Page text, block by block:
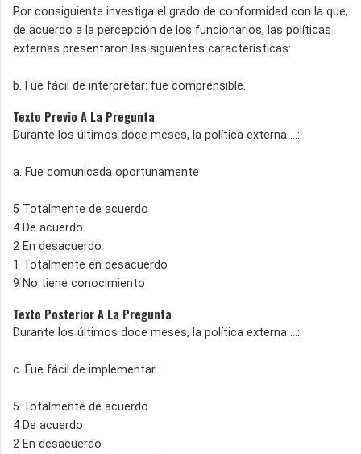
Por consiguiente investiga el grado de conformidad con la que,
de acuerdo a la percepción de los funcionarios, las políticas
externas presentaron las siguientes características:
b. Fue fácil de interpretar: fue comprensible.
Texto Previo A La Pregunta
Durante los últimos doce meses, la política externa ...:
a. Fue comunicada oportunamente
5 Totalmente de acuerdo
4 De acuerdo
2 En desacuerdo
1 Totalmente en desacuerdo
9 No tiene conocimiento
Texto Posterior A La Pregunta
Durante los últimos doce meses, la política externa ...:
c. Fue fácil de implementar
5 Totalmente de acuerdo
4 De acuerdo
2 En desacuerdo